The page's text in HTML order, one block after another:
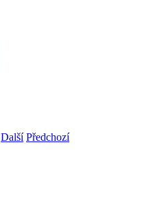
Další Předchozí